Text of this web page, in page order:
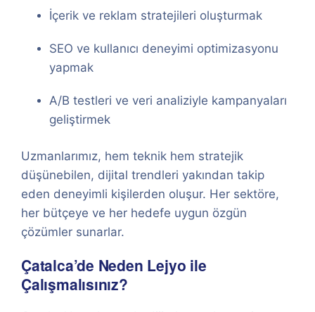
İçerik ve reklam stratejileri oluşturmak
SEO ve kullanıcı deneyimi optimizasyonu
yapmak
A/B testleri ve veri analiziyle kampanyaları
geliştirmek
Uzmanlarımız, hem teknik hem stratejik
düşünebilen, dijital trendleri yakından takip
eden deneyimli kişilerden oluşur. Her sektöre,
her bütçeye ve her hedefe uygun özgün
çözümler sunarlar.
Çatalca’de Neden Lejyo ile
Çalışmalısınız?